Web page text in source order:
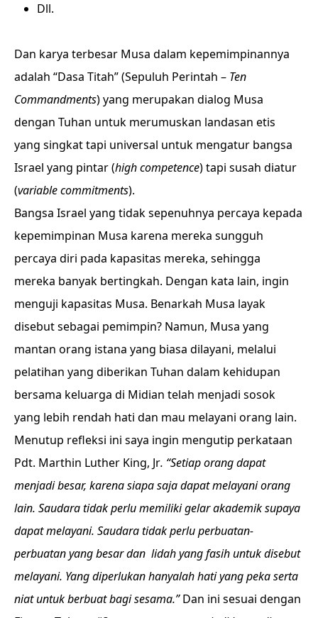
Dll.
Dan karya terbesar Musa dalam kepemimpinannya
adalah “Dasa Titah” (Sepuluh Perintah – Ten
Commandments) yang merupakan dialog Musa
dengan Tuhan untuk merumuskan landasan etis
yang singkat tapi universal untuk mengatur bangsa
Israel yang pintar (high competence) tapi susah diatur
(variable commitments).
Bangsa Israel yang tidak sepenuhnya percaya kepada
kepemimpinan Musa karena mereka sungguh
percaya diri pada kapasitas mereka, sehingga
mereka banyak bertingkah. Dengan kata lain, ingin
menguji kapasitas Musa. Benarkah Musa layak
disebut sebagai pemimpin? Namun, Musa yang
mantan orang istana yang biasa dilayani, melalui
pelatihan yang diberikan Tuhan dalam kehidupan
bersama keluarga di Midian telah menjadi sosok
yang lebih rendah hati dan mau melayani orang lain.
Menutup refleksi ini saya ingin mengutip perkataan
Pdt. Marthin Luther King, Jr. “Setiap orang dapat
menjadi besar, karena siapa saja dapat melayani orang
lain. Saudara tidak perlu memiliki gelar akademik supaya
dapat melayani. Saudara tidak perlu perbuatan-
perbuatan yang besar dan lidah yang fasih untuk disebut
melayani. Yang diperlukan hanyalah hati yang peka serta
niat untuk berbuat bagi sesama.”Dan ini sesuai dengan